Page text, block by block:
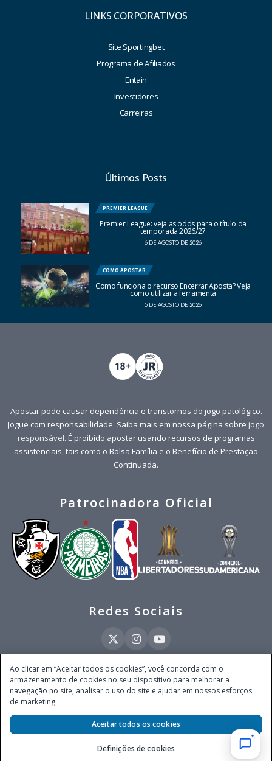
LINKS CORPORATIVOS
Site Sportingbet
Programa de Afiliados
Entain
Investidores
Carreiras
Últimos Posts
PREMIER LEAGUE
Premier League: veja as odds para o título da
temporada 2026/27
6 DE AGOSTO DE 2026
COMO APOSTAR
Como funciona o recurso Encerrar Aposta? Veja
como utilizar a ferramenta
5 DE AGOSTO DE 2026
Apostar pode causar dependência e transtornos do jogo patológico.
Jogue com responsabilidade. Saiba mais em nossa página sobre jogo
responsável. É proibido apostar usando recursos de programas
assistenciais, tais como o Bolsa Família e o Benefício de Prestação
Continuada.
Patrocinadora Oficial
Redes Sociais
Este site é operado pela Ventmear Brasil LTDA (CNPJ 52.868.380/0001-84), com
endereço na Avenida Brigadeiro Faria Lima, nº 4.055, 3º andar, Itaim Bibi, no
Município de São Paulo, Estado de São Paulo, CEP 04538-133, Brasil - empresa
autorizada a operar apostas de quota fixa em todo território nacional pela
Secretaria de Prêmios e Apostas do Ministério da Fazenda, conforme Portaria nº
247, de 07.02.2025, publicada no DOU em 11.2.2025.
Ao clicar em “Aceitar todos os cookies”, você concorda com o
armazenamento de cookies no seu dispositivo para melhorar a
navegação no site, analisar o uso do site e ajudar em nossos esforços
de marketing.
Definições de cookies
Aceitar todos os cookies